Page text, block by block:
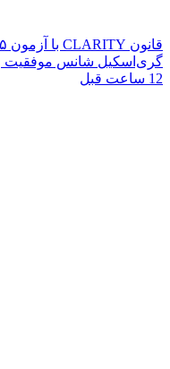
گری‌اسکیل شانس موفقیت را
12 ساعت قبل